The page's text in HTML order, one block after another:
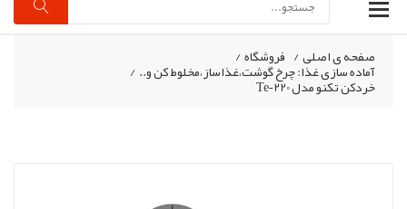
صفحه ی اصلی/ فروشگاه/
آماده سازی غذا: چرخ گوشت،غذاساز،مخلوط کن و.. /
خردکن تکنو مدل Te‑220